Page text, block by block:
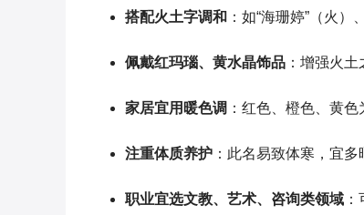
搭配火土字调和 ：如“海珊婷”（火
佩戴红玛瑙、黄水晶饰品 ：增强火
家居宜用暖色调 ：红色、橙色、黄
注重体质养护 ：此名易致体寒，宜
职业宜选文教、艺术、咨询类领域